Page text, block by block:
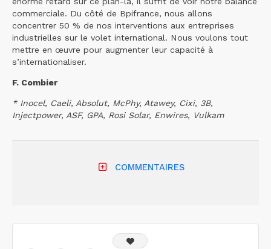
commerciale. Du côté de Bpifrance, nous allons
concentrer 50 % de nos interventions aux entreprises
industrielles sur le volet international. Nous voulons tout
mettre en œuvre pour augmenter leur capacité à
s’internationaliser.
F. Combier
* Inocel, Caeli, Absolut, McPhy, Atawey, Cixi, 3B,
Injectpower, ASF, GPA, Rosi Solar, Enwires, Vulkam
COMMENTAIRES